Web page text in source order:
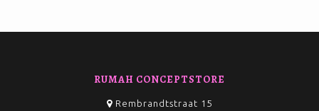
RUMAH CONCEPTSTORE
Rembrandtstraat 15